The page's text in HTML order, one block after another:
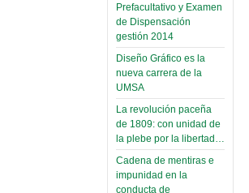
Prefacultativo y Examen
de Dispensación
gestión 2014
Diseño Gráfico es la
nueva carrera de la
UMSA
La revolución paceña
de 1809: con unidad de
la plebe por la libertad…
Cadena de mentiras e
impunidad en la
conducta de